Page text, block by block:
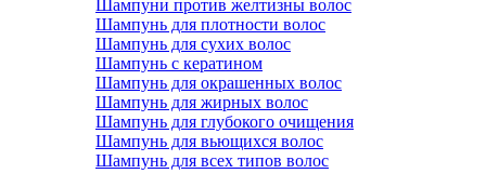
Шампуни против желтизны волос
Шампунь для плотности волос
Шампунь для сухих волос
Шампунь с кератином
Шампунь для окрашенных волос
Шампунь для жирных волос
Шампунь для глубокого очищения
Шампунь для вьющихся волос
Шампунь для всех типов волос